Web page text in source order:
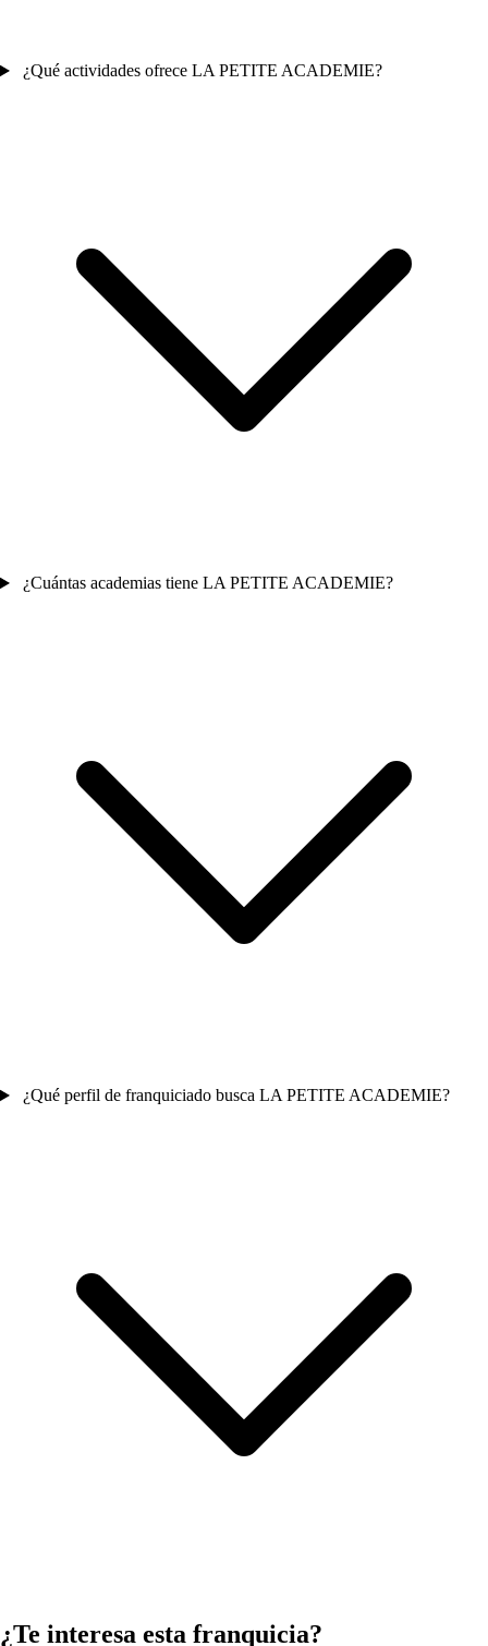
¿Qué actividades ofrece LA PETITE ACADEMIE?
¿Cuántas academias tiene LA PETITE ACADEMIE?
¿Qué perfil de franquiciado busca LA PETITE ACADEMIE?
¿Te interesa esta franquicia?